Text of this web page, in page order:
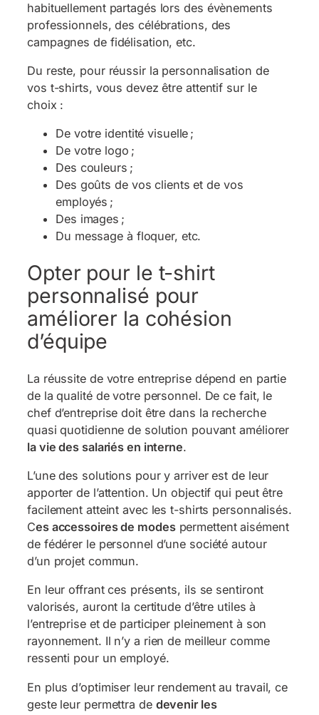
habituellement partagés lors des évènements
professionnels, des célébrations, des
campagnes de fidélisation, etc.
Du reste, pour réussir la personnalisation de
vos t-shirts, vous devez être attentif sur le
choix :
De votre identité visuelle ;
De votre logo ;
Des couleurs ;
Des goûts de vos clients et de vos
employés ;
Des images ;
Du message à floquer, etc.
Opter pour le t-shirt
personnalisé pour
améliorer la cohésion
d’équipe
La réussite de votre entreprise dépend en partie
de la qualité de votre personnel. De ce fait, le
chef d’entreprise doit être dans la recherche
quasi quotidienne de solution pouvant améliorer
la vie des salariés en interne.
L’une des solutions pour y arriver est de leur
apporter de l’attention. Un objectif qui peut être
facilement atteint avec les t-shirts personnalisés.
Ces accessoires de modespermettent aisément
de fédérer le personnel d’une société autour
d’un projet commun.
En leur offrant ces présents, ils se sentiront
valorisés, auront la certitude d’être utiles à
l’entreprise et de participer pleinement à son
rayonnement. Il n’y a rien de meilleur comme
ressenti pour un employé.
En plus d’optimiser leur rendement au travail, ce
geste leur permettra de devenir les